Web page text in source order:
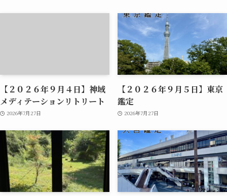
【２０２６年９月４日】神域
メディテーションリトリート
2026年7月27日
【２０２６年９月５日】東京
鑑定
2026年7月27日